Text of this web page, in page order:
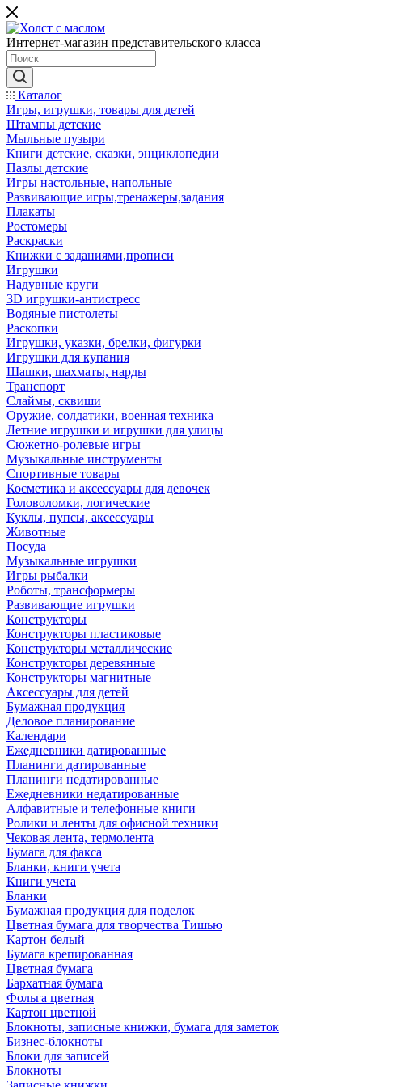
Интернет-магазин представительского класса
Каталог
Игры, игрушки, товары для детей
Штампы детские
Мыльные пузыри
Книги детские, сказки, энциклопедии
Пазлы детские
Игры настольные, напольные
Развивающие игры,тренажеры,задания
Плакаты
Ростомеры
Раскраски
Книжки с заданиями,прописи
Игрушки
Надувные круги
3D игрушки-антистресс
Водяные пистолеты
Раскопки
Игрушки, указки, брелки, фигурки
Игрушки для купания
Шашки, шахматы, нарды
Транспорт
Слаймы, сквиши
Оружие, солдатики, военная техника
Летние игрушки и игрушки для улицы
Сюжетно-ролевые игры
Музыкальные инструменты
Спортивные товары
Косметика и аксессуары для девочек
Головоломки, логические
Куклы, пупсы, аксессуары
Животные
Посуда
Музыкальные игрушки
Игры рыбалки
Роботы, трансформеры
Развивающие игрушки
Конструкторы
Конструкторы пластиковые
Конструкторы металлические
Конструкторы деревянные
Конструкторы магнитные
Аксессуары для детей
Бумажная продукция
Деловое планирование
Календари
Ежедневники датированные
Планинги датированные
Планинги недатированные
Ежедневники недатированные
Алфавитные и телефонные книги
Ролики и ленты для офисной техники
Чековая лента, термолента
Бумага для факса
Бланки, книги учета
Книги учета
Бланки
Бумажная продукция для поделок
Цветная бумага для творчества Тишью
Картон белый
Бумага крепированная
Цветная бумага
Бархатная бумага
Фольга цветная
Картон цветной
Блокноты, записные книжки, бумага для заметок
Бизнес-блокноты
Блоки для записей
Блокноты